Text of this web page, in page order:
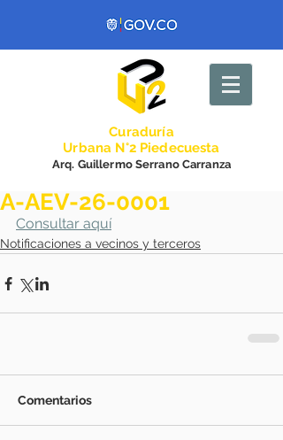
Curaduría
Urbana N°2 Piedecuesta
Arq. Guillermo Serrano Carranza
A-AEV-26-0001
Consultar aquí
Notificaciones a vecinos y terceros
Comentarios